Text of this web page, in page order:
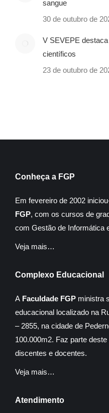
sangue
30 de outubro de
V SEVEPE
científicos
23 de outubro de
Conheça a FGP
Em fevereiro de 2002
FGP, com os cursos de
com Gestão de Informática
Veja mais…
Complexo Educacional
A Faculdade FGP ministra
educacional localizado na
– 2855, na cidade de
100.000m2. Faz parte
discentes e docentes.
Veja mais…
Atendimento